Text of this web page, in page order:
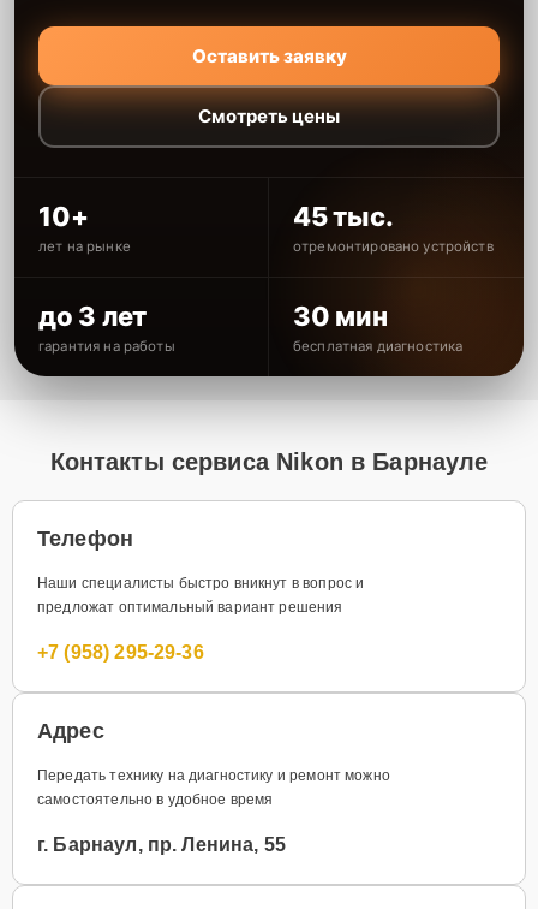
Оставить заявку
Смотреть цены
10+
лет на рынке
45 тыс.
отремонтировано устройств
до 3 лет
гарантия на работы
30 мин
бесплатная диагностика
Контакты сервиса Nikon в Барнауле
Телефон
Наши специалисты быстро вникнут в вопрос и
предложат оптимальный вариант решения
+7 (958) 295-29-36
Адрес
Передать технику на диагностику и ремонт можно
самостоятельно в удобное время
г. Барнаул, пр. Ленина, 55